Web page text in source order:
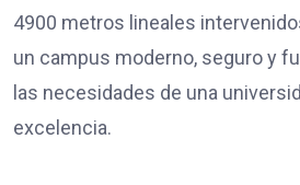
4900 metros lineales
un campus moderno, seguro y
las necesidades de una
excelencia.